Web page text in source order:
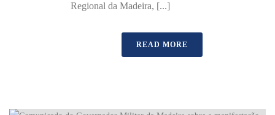
Regional da Madeira, [...]
READ MORE